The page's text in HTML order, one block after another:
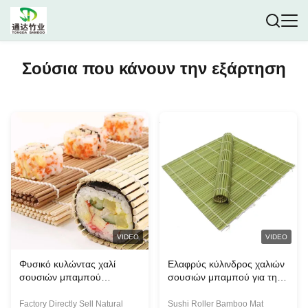
Σούσια που κάνουν την εξάρτηση
VIDEO
Φυσικό κυλώντας χαλί
σουσιών μπαμπού
24cmx24cm/27cmx27cm
Factory Directly Sell Natural
VIDEO
Ελαφρύς κύλινδρος χαλιών
σουσιών μπαμπού για την
Sushi Roller Bamboo Mat